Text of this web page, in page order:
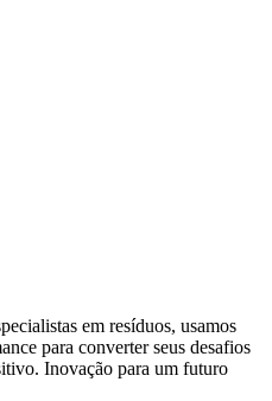
em resíduos, usamos
para converter seus desafios
Inovação para um futuro